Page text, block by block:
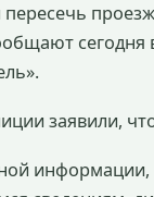
сегодня
заявили,